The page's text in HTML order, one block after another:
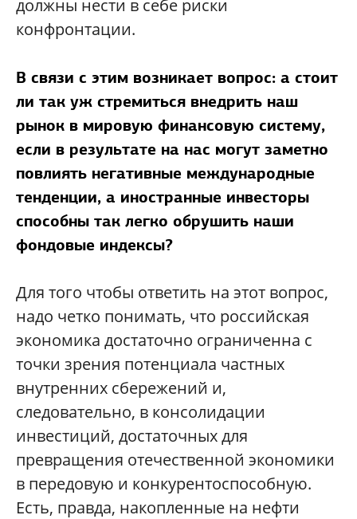
должны нести в себе риски
конфронтации.
В связи с этим возникает вопрос: а стоит
ли так уж стремиться внедрить наш
рынок в мировую финансовую систему,
если в результате на нас могут заметно
повлиять негативные международные
тенденции, а иностранные инвесторы
способны так легко обрушить наши
фондовые индексы?
Для того чтобы ответить на этот вопрос,
надо четко понимать, что российская
экономика достаточно ограниченна с
точки зрения потенциала частных
внутренних сбережений и,
следовательно, в консолидации
инвестиций, достаточных для
превращения отечественной экономики
в передовую и конкурентоспособную.
Есть, правда, накопленные на нефти